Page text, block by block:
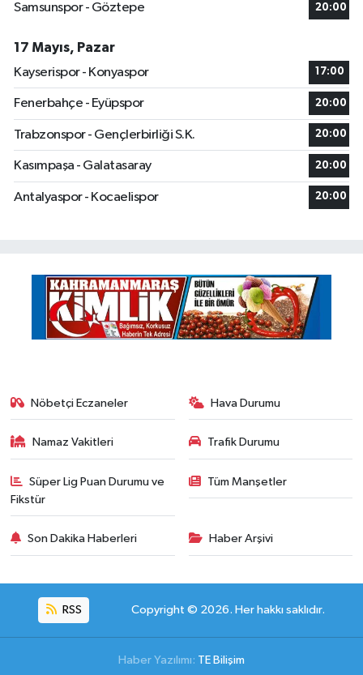
Samsunspor - Göztepe 20:00
17 Mayıs, Pazar
Kayserispor - Konyaspor
17:00
Fenerbahçe - Eyüpspor 20:00
Trabzonspor - Gençlerbirliği S.K. 20:00
Kasımpaşa - Galatasaray 20:00
Antalyaspor - Kocaelispor 20:00
Nöbetçi Eczaneler Hava Durumu
Namaz Vakitleri Trafik Durumu
Süper Lig Puan Durumu ve
Fikstür
Tüm Manşetler
Son Dakika Haberleri Haber Arşivi
RSS Copyright © 2026. Her hakkı saklıdır.
Haber Yazılımı: TE Bilişim